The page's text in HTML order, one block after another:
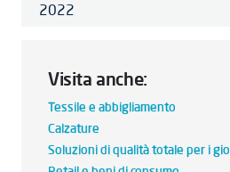
2022
Visita anche:
Tessile e abbigliamento
Calzature
Soluzioni di qualità totale per i